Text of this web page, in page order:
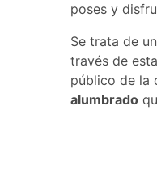
poses y
Se trata de
través de
público de la
alumbrado